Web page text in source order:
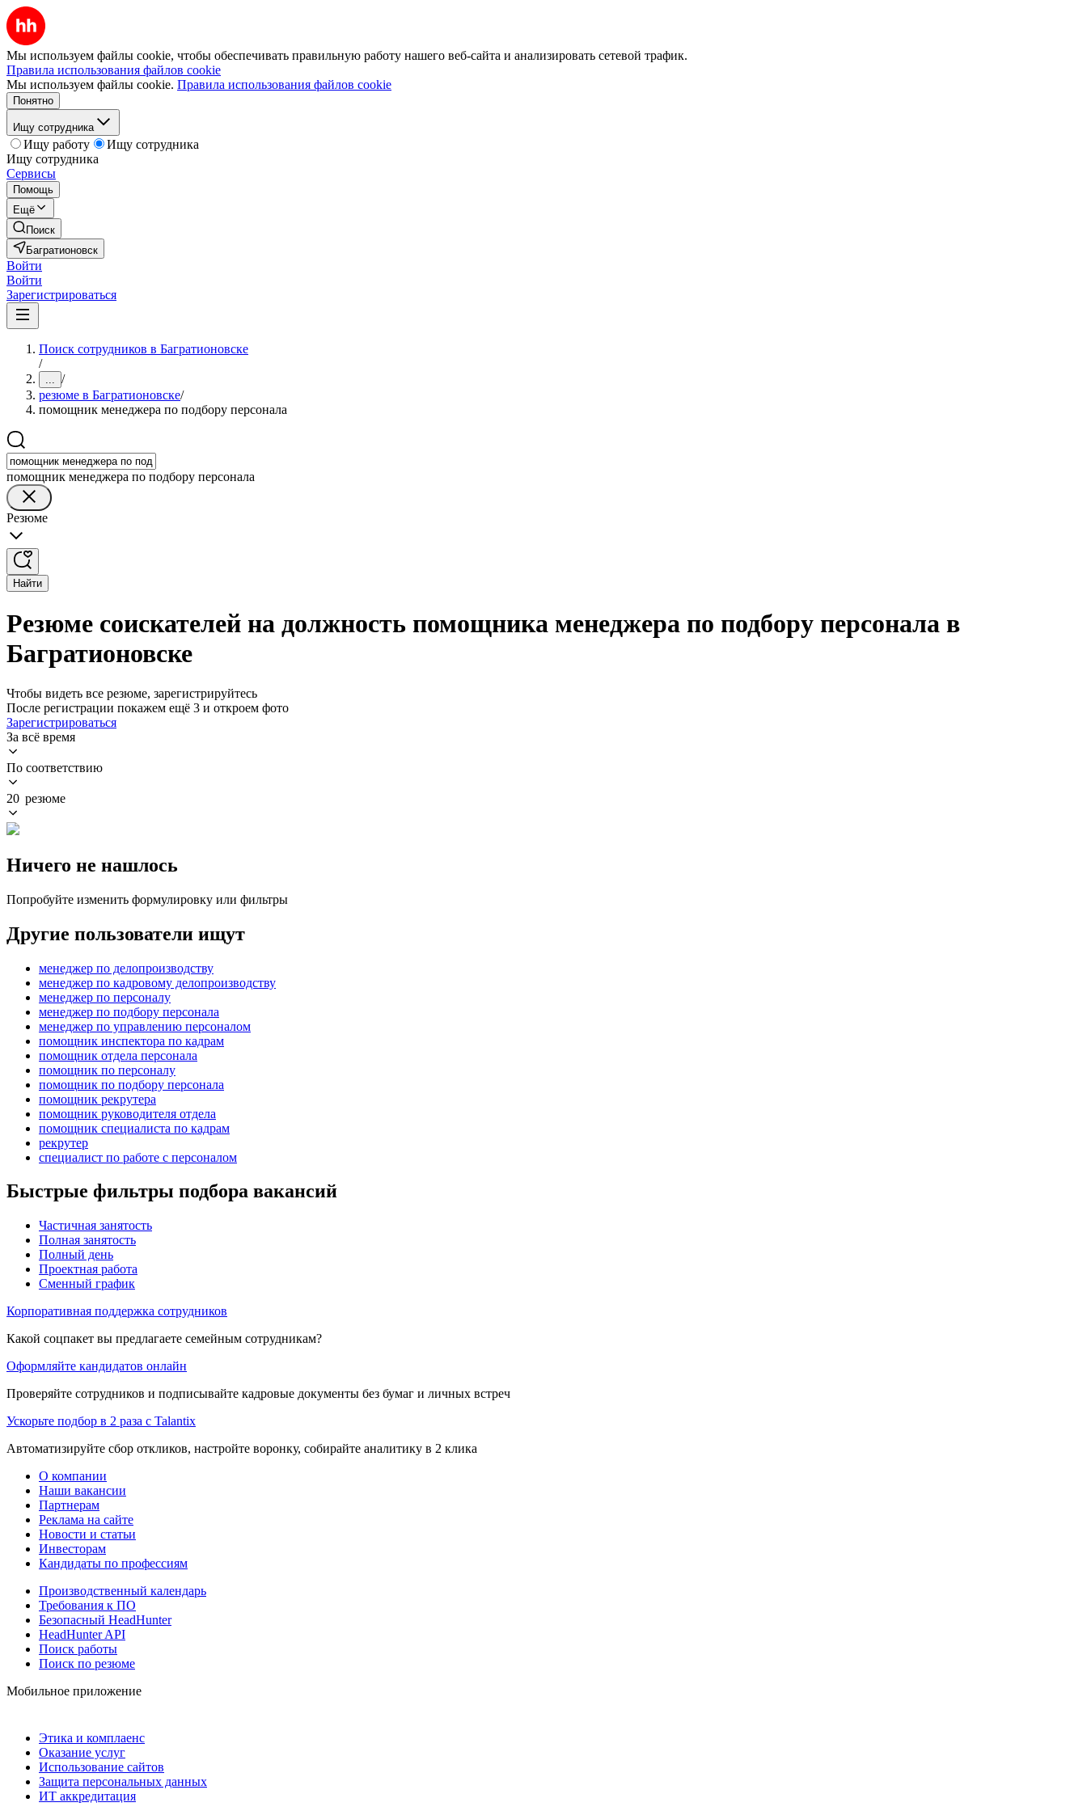
Мы используем файлы cookie, чтобы обеспечивать правильную работу нашего веб-сайта и анализировать сетевой трафик.
Правила использования файлов cookie
Мы используем файлы cookie. Правила использования файлов cookie
Понятно
Ищу сотрудника
Ищу работу
Ищу сотрудника
Ищу сотрудника
Сервисы
Помощь
Ещё
Поиск
Багратионовск
Войти
Войти
Зарегистрироваться
Поиск сотрудников в Багратионовске
/
... /
резюме в Багратионовске/
помощник менеджера по подбору персонала
помощник менеджера по подбору персонала
Резюме
Найти
Резюме соискателей на должность помощника менеджера по подбору персонала в
Багратионовске
Чтобы видеть все резюме, зарегистрируйтесь
После регистрации покажем ещё 3 и откроем фото
Зарегистрироваться
За всё время
По соответствию
20 резюме
Ничего не нашлось
Попробуйте изменить формулировку или фильтры
Другие пользователи ищут
менеджер по делопроизводству
менеджер по кадровому делопроизводству
менеджер по персоналу
менеджер по подбору персонала
менеджер по управлению персоналом
помощник инспектора по кадрам
помощник отдела персонала
помощник по персоналу
помощник по подбору персонала
помощник рекрутера
помощник руководителя отдела
помощник специалиста по кадрам
рекрутер
специалист по работе с персоналом
Быстрые фильтры подбора вакансий
Частичная занятость
Полная занятость
Полный день
Проектная работа
Сменный график
Корпоративная поддержка сотрудников
Какой соцпакет вы предлагаете семейным сотрудникам?
Оформляйте кандидатов онлайн
Проверяйте сотрудников и подписывайте кадровые документы без бумаг и личных встреч
Ускорьте подбор в 2 раза с Talantix
Автоматизируйте сбор откликов, настройте воронку, собирайте аналитику в 2 клика
О компании
Наши вакансии
Партнерам
Реклама на сайте
Новости и статьи
Инвесторам
Кандидаты по профессиям
Производственный календарь
Требования к ПО
Безопасный HeadHunter
HeadHunter API
Поиск работы
Поиск по резюме
Мобильное приложение
Этика и комплаенс
Оказание услуг
Использование сайтов
Защита персональных данных
ИТ аккредитация